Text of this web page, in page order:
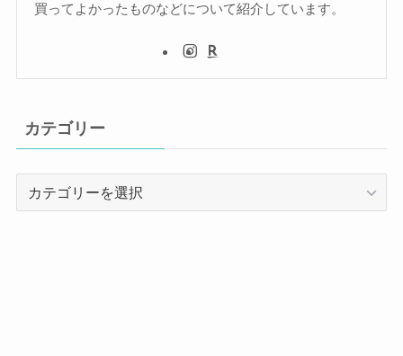
買ってよかったものなどについて紹介しています。
カテゴリー